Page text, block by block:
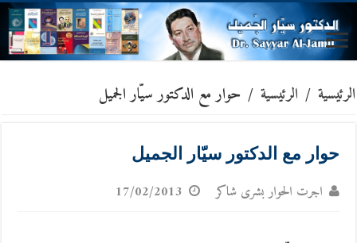
الرئيسية / الرئيسية / حوار مع الدكتور سيّار الجميل
حوار مع الدكتور سيّار الجميل
اجرت الحوار بشرى شاكر 17/02/2013